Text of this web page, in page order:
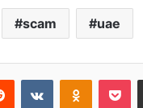
scam uae